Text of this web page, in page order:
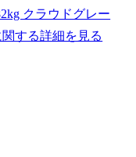
クラウドグレー
関する詳細を見る